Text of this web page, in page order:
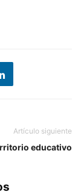
Artículo siguiente
educativo